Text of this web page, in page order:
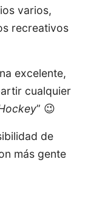
varios,
recreativos
excelente,
cualquier
” 😉
de
más gente